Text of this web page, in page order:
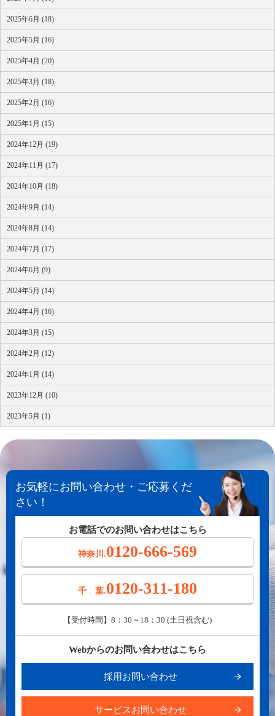
2025年6月 (18)
2025年5月 (16)
2025年4月 (20)
2025年3月 (18)
2025年2月 (16)
2025年1月 (15)
2024年12月 (19)
2024年11月 (17)
2024年10月 (18)
2024年9月 (14)
2024年8月 (14)
2024年7月 (17)
2024年6月 (9)
2024年5月 (14)
2024年4月 (16)
2024年3月 (15)
2024年2月 (12)
2024年1月 (14)
2023年12月 (10)
2023年5月 (1)
お気軽にお問い合わせ・ご応募くだ
さい！
お電話でのお問い合わせはこちら
神奈川.0120-666-569
千 葉.0120-311-180
【受付時間】8：30～18：30 (土日祝含む)
Webからのお問い合わせはこちら
採用お問い合わせ
サービスお問い合わせ